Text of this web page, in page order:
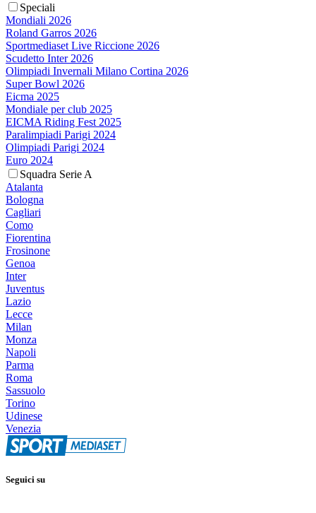
Speciali
Mondiali 2026
Roland Garros 2026
Sportmediaset Live Riccione 2026
Scudetto Inter 2026
Olimpiadi Invernali Milano Cortina 2026
Super Bowl 2026
Eicma 2025
Mondiale per club 2025
EICMA Riding Fest 2025
Paralimpiadi Parigi 2024
Olimpiadi Parigi 2024
Euro 2024
Squadra Serie A
Atalanta
Bologna
Cagliari
Como
Fiorentina
Frosinone
Genoa
Inter
Juventus
Lazio
Lecce
Milan
Monza
Napoli
Parma
Roma
Sassuolo
Torino
Udinese
Venezia
Seguici su